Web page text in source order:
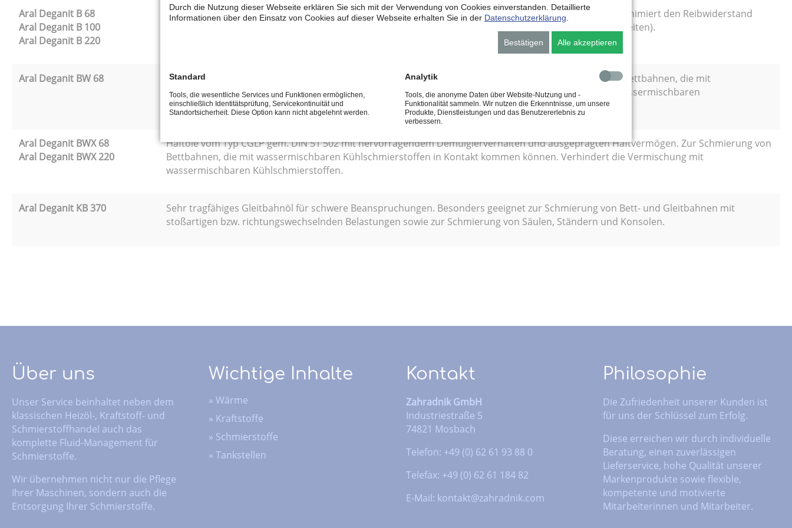
Aral Deganit B 68
Aral Deganit B 100
Aral Deganit B 220
Alterungsbeständiges Spezialhaftöl vom Typ CGLP gem. DIN 51 502 mit ausgeprägtem Haftvermögen. Minimiert den Reibwiderstand
zwischen Bettbahn und Führungsschienen und verhindert zuverlässig die Stick-Slip-Bewegungen (Ruckgleiten).
Aral Deganit BW 68
Haftöle vom Typ CGLP gem. DIN 51 502 mit hervorragendem Demulgierverhalten. Zur Schmierung von Bettbahnen, die mit
wassermischbaren Kühlschmierstoffen in Kontakt kommen können. Verhindert die Vermischung mit wassermischbaren
Kühlschmierstoffen.
Aral Deganit BWX 68
Aral Deganit BWX 220
Haftöle vom Typ CGLP gem. DIN 51 502 mit hervorragendem Demulgierverhalten und ausgeprägten Haftvermögen. Zur Schmierung von
Bettbahnen, die mit wassermischbaren Kühlschmierstoffen in Kontakt kommen können. Verhindert die Vermischung mit
wassermischbaren Kühlschmierstoffen.
Aral Deganit KB 370
Sehr tragfähiges Gleitbahnöl für schwere Beanspruchungen. Besonders geeignet zur Schmierung von Bett- und Gleitbahnen mit
stoßartigen bzw. richtungswechselnden Belastungen sowie zur Schmierung von Säulen, Ständern und Konsolen.
Über uns
Unser Service beinhaltet neben dem
klassischen Heizöl-, Kraftstoff- und
Schmierstoffhandel auch das
komplette Fluid-Management für
Schmierstoffe.
Wir übernehmen nicht nur die Pflege
Ihrer Maschinen, sondern auch die
Entsorgung Ihrer Schmierstoffe.
Wichtige Inhalte
»Wärme
» Kraftstoffe
» Schmierstoffe
»Tankstellen
Kontakt
Zahradnik GmbH
Industriestraße 5
74821 Mosbach
Telefon: +49 (0) 62 61 93 88 0
Telefax: +49 (0) 62 61 184 82
E-Mail: kontakt@zahradnik.com
Philosophie
Die Zufriedenheit unserer Kunden ist
für uns der Schlüssel zum Erfolg.
Diese erreichen wir durch individuelle
Beratung, einen zuverlässigen
Lieferservice, hohe Qualität unserer
Markenprodukte sowie flexible,
kompetente und motivierte
Mitarbeiterinnen und Mitarbeiter.
Durch die Nutzung dieser Webseite erklären Sie sich mit der Verwendung von Cookies einverstanden. Detaillierte
Informationen über den Einsatz von Cookies auf dieser Webseite erhalten Sie in der Datenschutzerklärung
Bestätigen Alle akzeptieren
Standard
Tools, die wesentliche Services und Funktionen ermöglichen,
einschließlich Identitätsprüfung, Servicekontinuität und
Standortsicherheit. Diese Option kann nicht abgelehnt werden.
Analytik
Tools, die anonyme Daten über Website-Nutzung und -
Funktionalität sammeln. Wir nutzen die Erkenntnisse, um unsere
Produkte, Dienstleistungen und das Benutzererlebnis zu
verbessern.